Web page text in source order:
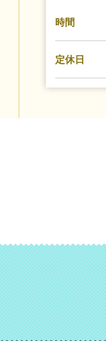
時間
定休日